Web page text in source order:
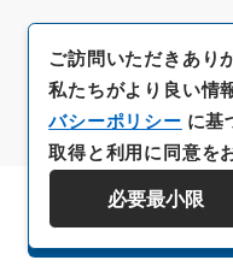
資料
ご訪問いただきあり
私たちがより良い情
バシーポリシー に基
取得と利用に同意を
必要最小限